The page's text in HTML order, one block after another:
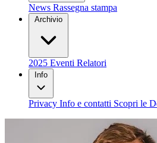
News Rassegna stampa
Archivio
2025 Eventi Relatori
Info
Privacy Info e contatti Scopri le